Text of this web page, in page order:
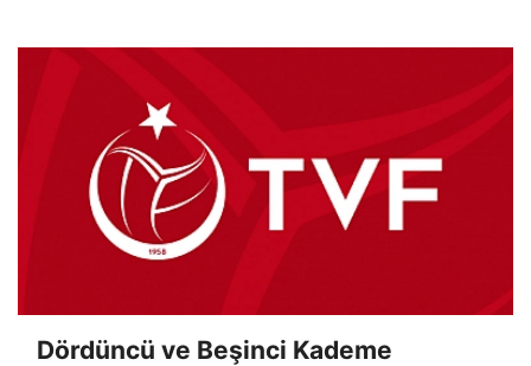
Dördüncü ve Beşinci Kademe